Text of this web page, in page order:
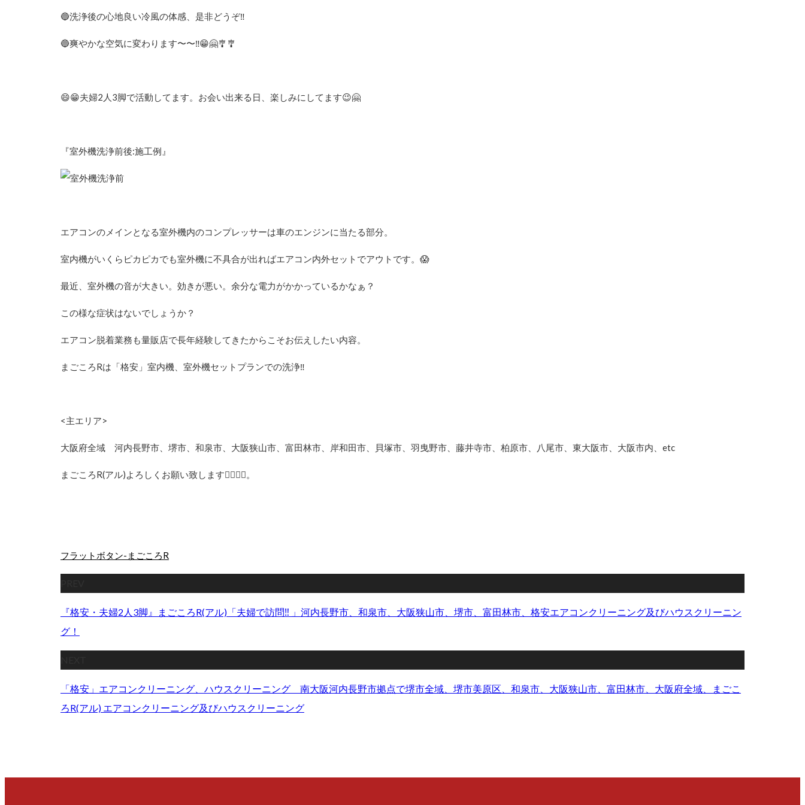
🔵洗浄後の心地良い冷風の体感、是非どうぞ‼︎
🔵爽やかな空気に変わります〜〜‼︎😁🤗🎐🎐
😄😁夫婦2人3脚で活動してます。お会い出来る日、楽しみにしてます😉🤗
『室外機洗浄前後:施工例』
エアコンのメインとなる室外機内のコンプレッサーは車のエンジンに当たる部分。
室内機がいくらピカピカでも室外機に不具合が出ればエアコン内外セットでアウトです。😱
最近、室外機の音が大きい。効きが悪い。余分な電力がかかっているかなぁ？
この様な症状はないでしょうか？
エアコン脱着業務も量販店で長年経験してきたからこそお伝えしたい内容。
まごころRは「格安」室内機、室外機セットプランでの洗浄‼︎
<主エリア>
大阪府全域 河内長野市、堺市、和泉市、大阪狭山市、富田林市、岸和田市、貝塚市、羽曳野市、藤井寺市、柏原市、八尾市、東大阪市、大阪市内、etc
まごころR(アル)よろしくお願い致します🙇‍♂️🙇‍♀️。
フラットボタン-まごころR
『格安・夫婦2人3脚』まごころR(アル)「夫婦で訪問‼︎ 」河内長野市、和泉市、大阪狭山市、堺市、富田林市、格安エアコンクリーニング及びハウスクリーニン
グ！
「格安」エアコンクリーニング、ハウスクリーニング 南大阪河内長野市拠点で堺市全域、堺市美原区、和泉市、大阪狭山市、富田林市、大阪府全域、まごこ
ろR(アル) エアコンクリーニング及びハウスクリーニング